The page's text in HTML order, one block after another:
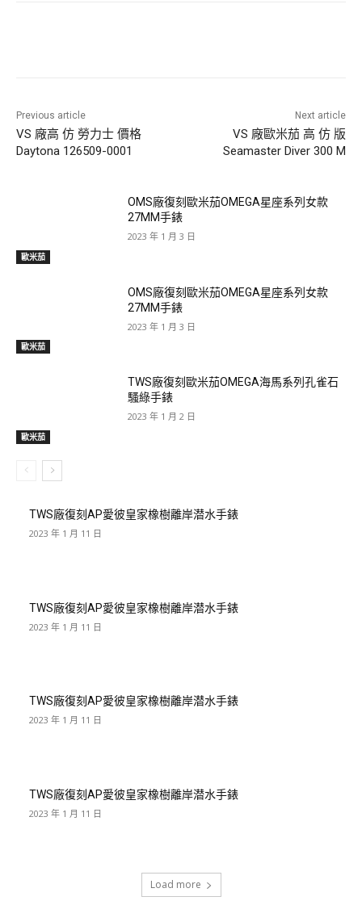
Previous article
VS 廠高 仿 勞力士 價格
Daytona 126509-0001
Next article
VS 廠歐米茄 高 仿 版
Seamaster Diver 300 M
歐米茄
OMS廠復刻歐米茄OMEGA星座系列女款
27MM手錶
2023 年 1 月 3 日
歐米茄
OMS廠復刻歐米茄OMEGA星座系列女款
27MM手錶
2023 年 1 月 3 日
歐米茄
TWS廠復刻歐米茄OMEGA海馬系列孔雀石
騷綠手錶
2023 年 1 月 2 日
TWS廠復刻AP愛彼皇家橡樹離岸潜水手錶
2023 年 1 月 11 日
TWS廠復刻AP愛彼皇家橡樹離岸潜水手錶
2023 年 1 月 11 日
TWS廠復刻AP愛彼皇家橡樹離岸潜水手錶
2023 年 1 月 11 日
TWS廠復刻AP愛彼皇家橡樹離岸潜水手錶
2023 年 1 月 11 日
Load more